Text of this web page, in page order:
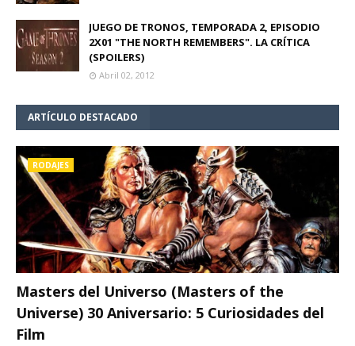
JUEGO DE TRONOS, TEMPORADA 2, EPISODIO
2X01 "THE NORTH REMEMBERS". LA CRÍTICA
(SPOILERS)
Abril 02, 2012
ARTÍCULO DESTACADO
RODAJES
Masters del Universo (Masters of the
Universe) 30 Aniversario: 5 Curiosidades del
Film